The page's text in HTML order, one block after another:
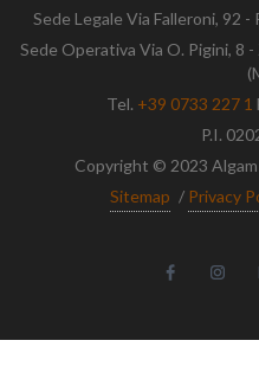
Sede Legale Via Falleroni, 92 -
Sede Operativa Via O. Pigini, 8
Tel. +39 0733 227 1
P.I.
Copyright © 2023
Sitemap / Privacy